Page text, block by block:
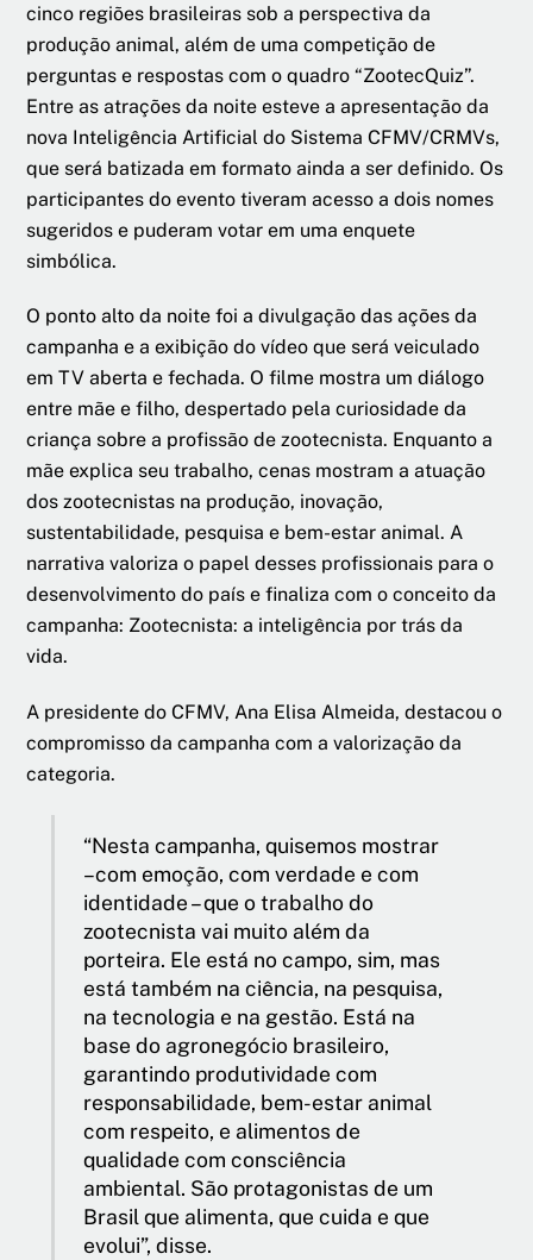
cinco regiões brasileiras sob a perspectiva da
produção animal, além de uma competição de
perguntas e respostas com o quadro “ZootecQuiz”.
Entre as atrações da noite esteve a apresentação da
nova Inteligência Artificial do Sistema CFMV/CRMVs,
que será batizada em formato ainda a ser definido. Os
participantes do evento tiveram acesso a dois nomes
sugeridos e puderam votar em uma enquete
simbólica.
O ponto alto da noite foi a divulgação das ações da
campanha e a exibição do vídeo que será veiculado
em TV aberta e fechada. O filme mostra um diálogo
entre mãe e filho, despertado pela curiosidade da
criança sobre a profissão de zootecnista. Enquanto a
mãe explica seu trabalho, cenas mostram a atuação
dos zootecnistas na produção, inovação,
sustentabilidade, pesquisa e bem-estar animal. A
narrativa valoriza o papel desses profissionais para o
desenvolvimento do país e finaliza com o conceito da
campanha: Zootecnista: a inteligência por trás da
vida.
A presidente do CFMV, Ana Elisa Almeida, destacou o
compromisso da campanha com a valorização da
categoria.
“Nesta campanha, quisemos mostrar
–com emoção, com verdade e com
identidade – que o trabalho do
zootecnista vai muito além da
porteira. Ele está no campo, sim, mas
está também na ciência, na pesquisa,
na tecnologia e na gestão. Está na
base do agronegócio brasileiro,
garantindo produtividade com
responsabilidade, bem-estar animal
com respeito, e alimentos de
qualidade com consciência
ambiental. São protagonistas de um
Brasil que alimenta, que cuida e que
evolui”, disse.